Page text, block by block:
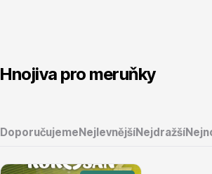
Hnojiva pro meruňky
DoporučujemeNejlevnějšíNejdražší